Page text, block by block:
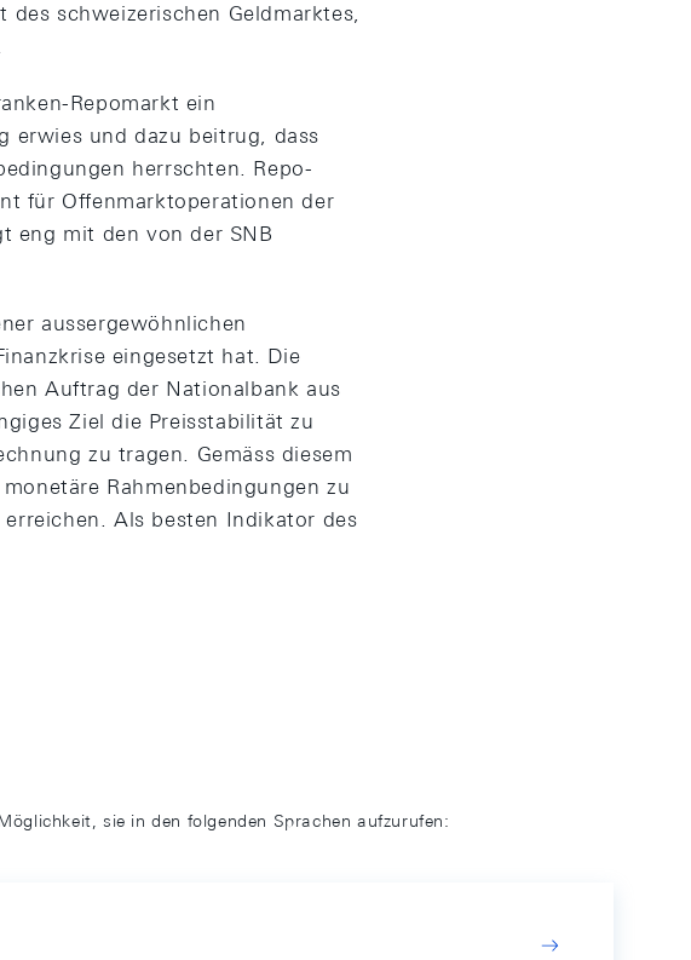
schweizerischen Geldmarktes,
Repomarkt ein
erwies und dazu beitrug, dass
herrschten. Repo-
für Offenmarktoperationen der
eng mit den von der SNB
aussergewöhnlichen
eingesetzt hat. Die
Auftrag der Nationalbank aus
Ziel die Preisstabilität zu
zu tragen. Gemäss diesem
Rahmenbedingungen zu
Als besten Indikator des
sie in den folgenden Sprachen aufzurufen: